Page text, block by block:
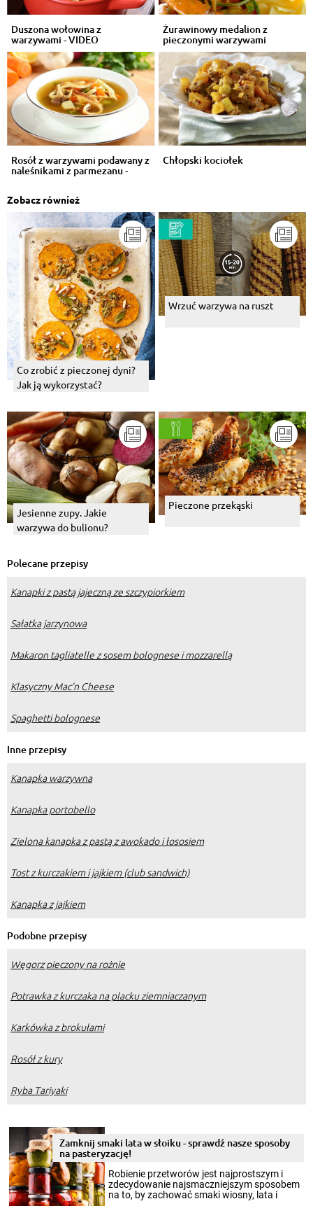
Duszona wołowina z
warzywami - VIDEO
Żurawinowy medalion z
pieczonymi warzywami
Rosół z warzywami podawany z
naleśnikami z parmezanu -
Chłopski kociołek
Zobacz również
Co zrobić z pieczonej dyni?
Jak ją wykorzystać?
Wrzuć warzywa na ruszt
Jesienne zupy. Jakie
warzywa do bulionu?
Pieczone przekąski
Polecane przepisy
Kanapki z pastą jajeczną ze szczypiorkiem
Sałatka jarzynowa
Makaron tagliatelle z sosem bolognese i mozzarellą
Klasyczny Mac’n Cheese
Spaghetti bolognese
Inne przepisy
Kanapka warzywna
Kanapka portobello
Zielona kanapka z pastą z awokado i łososiem
Tost z kurczakiem i jajkiem (club sandwich)
Kanapka z jajkiem
Podobne przepisy
Węgorz pieczony na rożnie
Potrawka z kurczaka na placku ziemniaczanym
Karkówka z brokułami
Rosół z kury
Ryba Tariyaki
Zamknij smaki lata w słoiku - sprawdź nasze sposoby
na pasteryzację!
Robienie przetworów jest najprostszym i
zdecydowanie najsmaczniejszym sposobem
na to, by zachować smaki wiosny, lata i